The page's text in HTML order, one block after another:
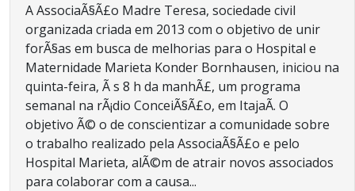
A AssociaÃ§Ã£o Madre Teresa, sociedade civil
organizada criada em 2013 com o objetivo de unir
forÃ§as em busca de melhorias para o Hospital e
Maternidade Marieta Konder Bornhausen, iniciou na
quinta-feira, Ã s 8 h da manhÃ£, um programa
semanal na rÃ¡dio ConceiÃ§Ã£o, em ItajaÃ­. O
objetivo Ã© o de conscientizar a comunidade sobre
o trabalho realizado pela AssociaÃ§Ã£o e pelo
Hospital Marieta, alÃ©m de atrair novos associados
para colaborar com a causa...